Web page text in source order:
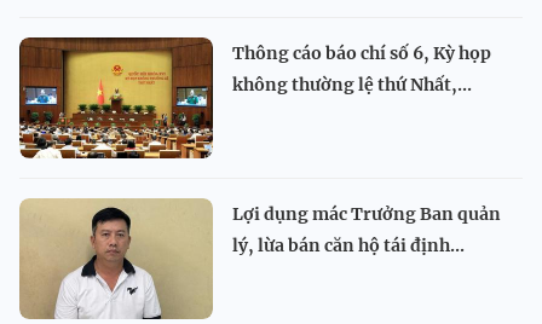
Thông cáo báo chí số 6, Kỳ họp
không thường lệ thứ Nhất,...
Lợi dụng mác Trưởng Ban quản
lý, lừa bán căn hộ tái định...